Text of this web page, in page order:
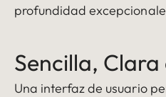
profundidad
Sencilla,
Una interfaz de usuario